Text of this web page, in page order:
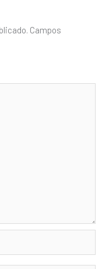
Campos